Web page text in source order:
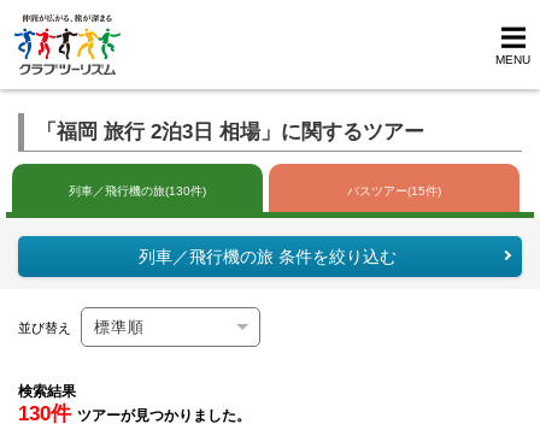
MENU
「福岡 旅行 2泊3日 相場」に関するツアー
列車／飛行機の旅(130件) バスツアー(15件)
列車／飛行機の旅 条件を絞り込む
並び替え
検索結果
130件 ツアーが見つかりました。